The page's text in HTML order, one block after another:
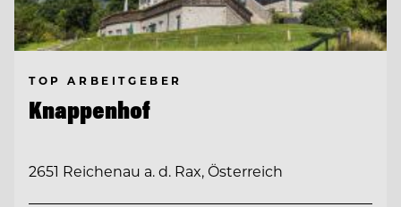
TOP ARBEITGEBER
Knappenhof
2651 Reichenau a. d. Rax, Österreich